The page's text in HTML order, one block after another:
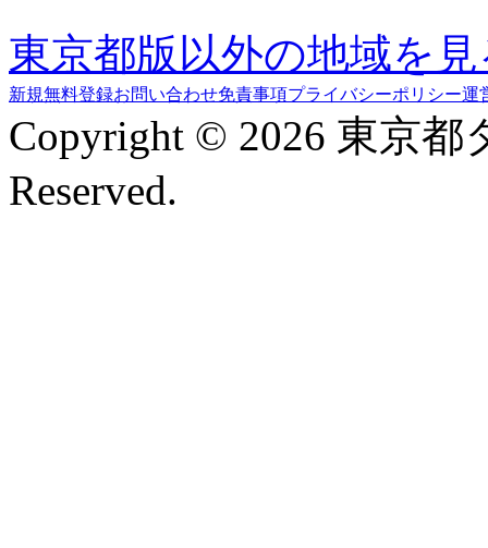
東京都版以外の地域を
新規無料登録お問い合わせ免責事項プライバシーポリシー運
Copyright © 2026 東京
Reserved.